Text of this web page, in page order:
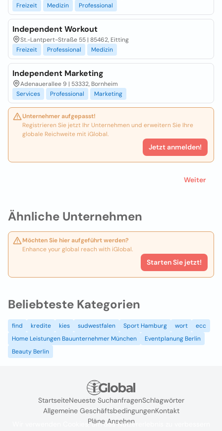
Ähnliche Unternehmen
Möchten Sie hier aufgeführt werden?
Enhance your global reach with iGlobal.
Starten Sie jetzt!
Freizeit
Medizin Professional
Independent Workout
St.-Lantpert-Straße 55 | 85462, Eitting
Freizeit
Professional Medizin
Independent Marketing
Adenauerallee 9 | 53332, Bornheim
Services
Professional Marketing
Unternehmer aufgepasst!
Registrieren Sie jetzt Ihr Unternehmen und erweitern Sie Ihre
globale Reichweite mit iGlobal.
Jetzt anmelden!
Weiter
Beliebteste Kategorien
find kredite kies sudwestfalen Sport Hamburg wort
ecc
Home Leistungen Bauunternehmer München
Eventplanung Berlin
Beauty Berlin
StartseiteNeueste SuchanfragenSchlagwörter
Allgemeine GeschäftsbedingungenKontakt
Pläne Ansehen
Wir verwenden Cookies, um das Nutzererlebnis zu verbessern